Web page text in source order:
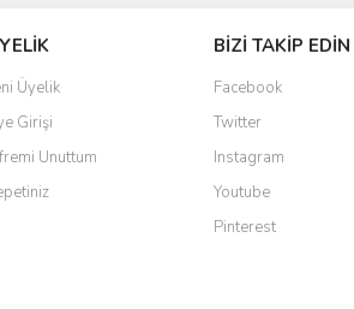
Üyelik
Girişi
Unuttum
BİZİ TAKİP EDİN
Facebook
Twitter
Instagram
Youtube
Pinterest